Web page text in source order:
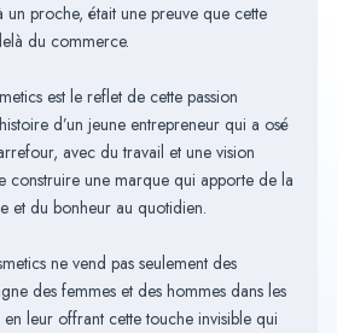
proche, était une preuve que cette
du commerce.
est le reflet de cette passion
d’un jeune entrepreneur qui a osé
avec du travail et une vision
construire une marque qui apporte de la
et du bonheur au quotidien.
ne vend pas seulement des
des femmes et des hommes dans les
leur offrant cette touche invisible qui